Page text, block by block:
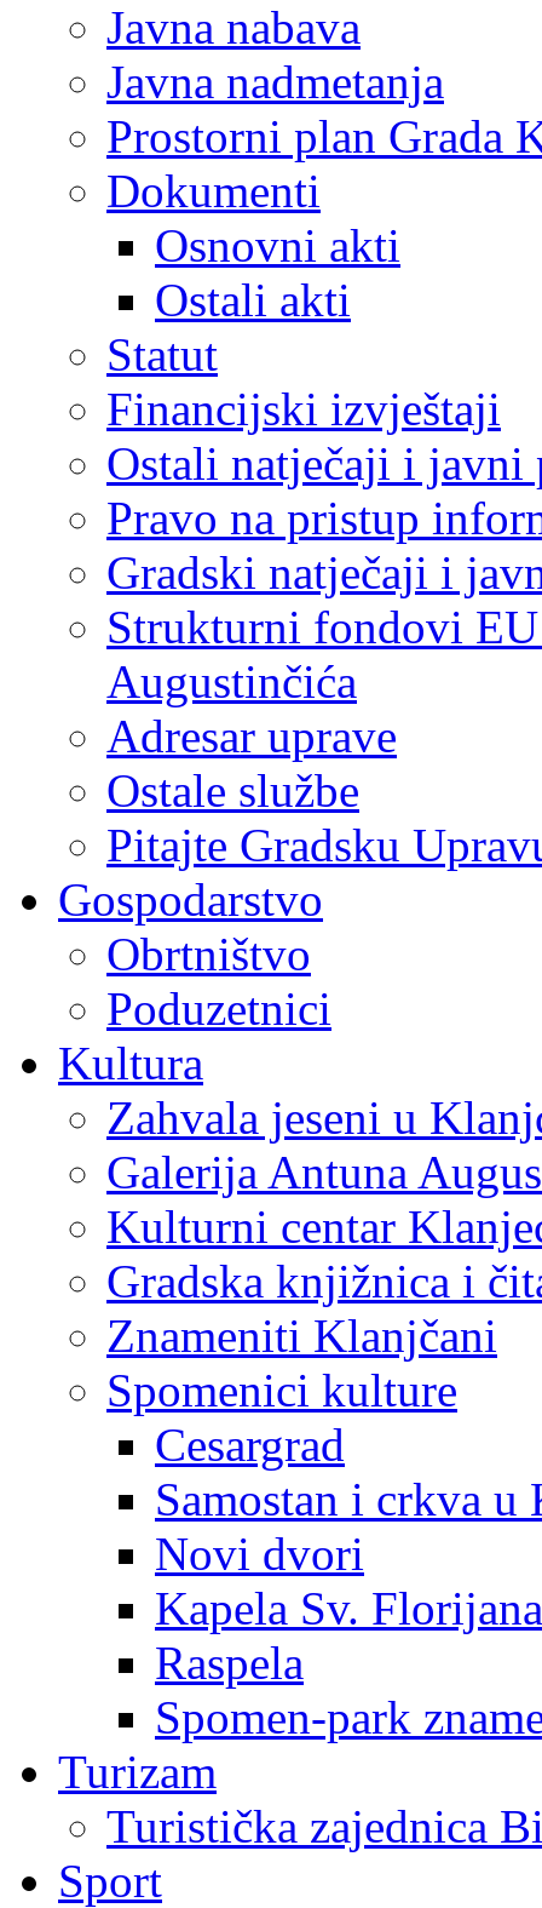
Javna nabava
Javna nadmetanja
Prostorni plan Grada
Dokumenti
Osnovni akti
Ostali akti
Statut
Financijski izvještaji
Ostali natječaji i javni
Pravo na pristup
Gradski natječaji i
Strukturni fondovi
Augustinčića
Adresar uprave
Ostale službe
Pitajte Gradsku
Gospodarstvo
Obrtništvo
Poduzetnici
Kultura
Zahvala jeseni u
Galerija Antuna
Kulturni centar
Gradska knjižnica i
Znameniti Klanjčani
Spomenici kulture
Cesargrad
Samostan i crkva u
Novi dvori
Kapela Sv. Florijana
Raspela
Spomen-park
Turizam
Turistička zajednica
Sport